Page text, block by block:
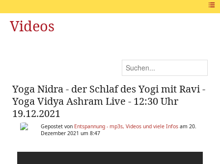
Videos
Yoga Nidra - der Schlaf des Yogi mit Ravi -
Yoga Vidya Ashram Live - 12:30 Uhr
19.12.2021
Gepostet von Entspannung - mp3s, Videos und viele Infos am 20.
Dezember 2021 um 8:47